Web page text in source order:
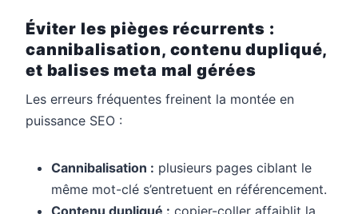
Éviter les pièges récurrents :
cannibalisation, contenu dupliqué,
et balises meta mal gérées
Les erreurs fréquentes freinent la montée en
puissance SEO :
Cannibalisation : plusieurs pages ciblant le
même mot-clé s’entretuent en référencement.
Contenu dupliqué : copier-coller affaiblit la